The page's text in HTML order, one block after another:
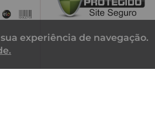
experiência de navegação.